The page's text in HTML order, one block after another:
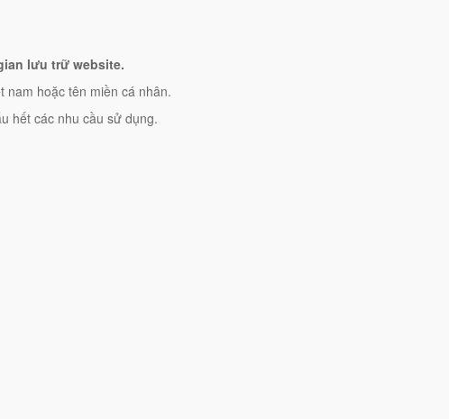
lưu trữ website.
nam hoặc tên miền cá nhân.
hết các nhu cầu sử dụng.